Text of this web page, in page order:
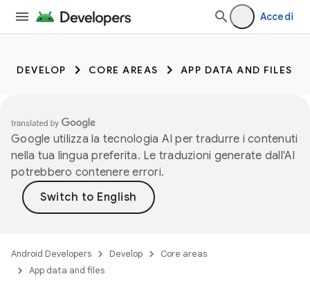
Accedi
DEVELOP CORE AREAS APP DATA AND FILES
Google utilizza la tecnologia AI per tradurre i contenuti
nella tua lingua preferita. Le traduzioni generate dall'AI
potrebbero contenere errori.
Android Developers Develop
Core areas
App data and files